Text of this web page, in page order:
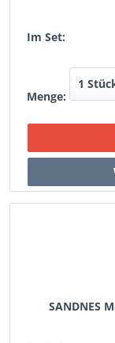
Im Set:
Menge:
SANDNES